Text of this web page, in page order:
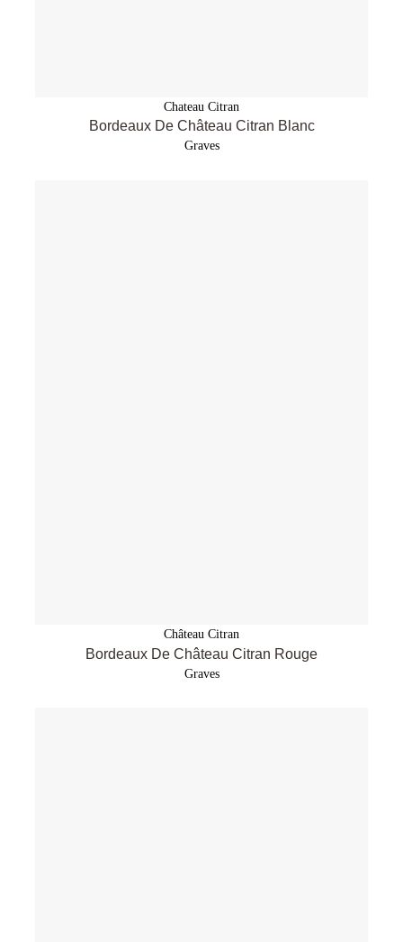
Chateau Citran
Bordeaux De Château Citran Blanc
Graves
Château Citran
Bordeaux De Château Citran Rouge
Graves